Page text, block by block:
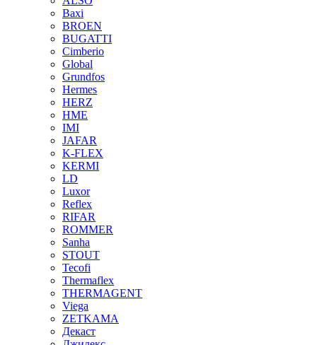
Baxi
BROEN
BUGATTI
Cimberio
Global
Grundfos
Hermes
HERZ
HME
IMI
JAFAR
K-FLEX
KERMI
LD
Luxor
Reflex
RIFAR
ROMMER
Sanha
STOUT
Tecofi
Thermaflex
THERMAGENT
Viega
ZETKAMA
Декаст